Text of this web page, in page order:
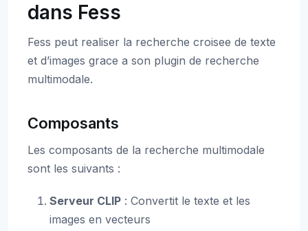
dans Fess
Fess peut realiser la recherche croisee de texte
et d’images grace a son plugin de recherche
multimodale.
Composants
Les composants de la recherche multimodale
sont les suivants :
Serveur CLIP : Convertit le texte et les
images en vecteurs